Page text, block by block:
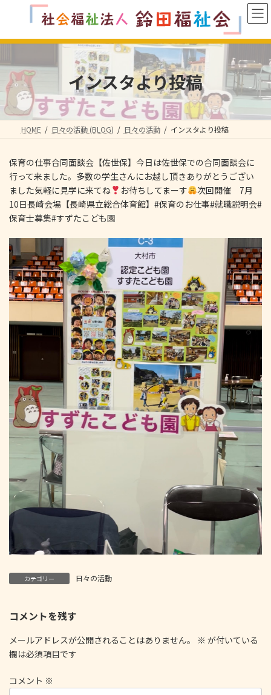
ン
へ
キ
ッ
プ
ー
ョ
に
移
動
インスタより投稿
HOME 日々の活動 (BLOG) 日々の活動 インスタより投稿
保育の仕事合同面談会【佐世保】今日は佐世保での合同面談会に
行って来ました。多数の学生さんにお越し頂きありがとうござい
ました気軽に見学に来てね
お待ちしてまーす
次回開催 7月
10日長崎会場【長崎県立総合体育館】#保育のお仕事#就職説明会#
保育士募集#すずたこども園
カテゴリー 日々の活動
コメントを残す
メールアドレスが公開されることはありません。 ※ が付いている
欄は必須項目です
コメント ※